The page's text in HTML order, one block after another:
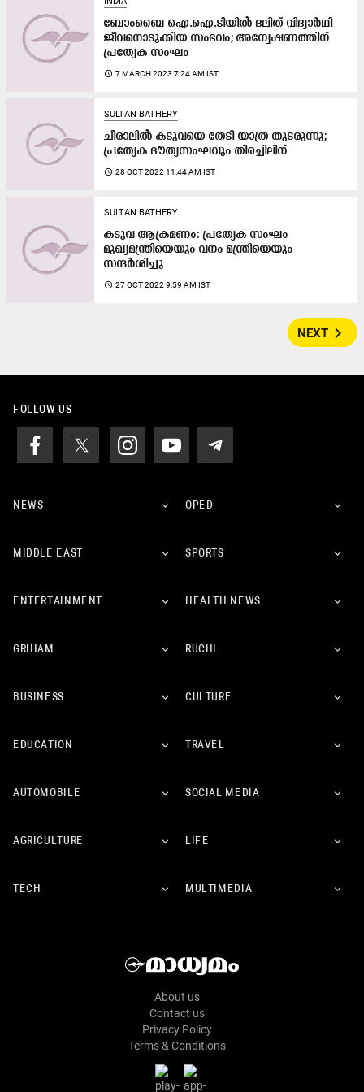
ബോംബൈ ഐ.ഐ.ടിയിൽ ദലിത് വിദ്യാർഥി
ജീവനൊടുക്കിയ സംഭവം; അന്വേഷണത്തിന്
പ്രത്യേക സംഘം
access_time 7 MARCH 2023 7:24 AM IST
SULTAN BATHERY
ചീരാലിൽ കടുവയെ തേടി യാത്ര തുടരുന്നു;
പ്രത്യേക ദൗത്യസംഘവും തിരച്ചിലിന്
access_time 28 OCT 2022 11:44 AM IST
SULTAN BATHERY
കടുവ ആക്രമണം: പ്രത്യേക സംഘം
മുഖ്യമന്ത്രിയെയും വനം മന്ത്രിയെയും
സന്ദര്‍ശിച്ചു
access_time 27 OCT 2022 9:59 AM IST
NEXT navigate_next
FOLLOW US
NEWS OPED
MIDDLE EAST SPORTS
ENTERTAINMENT HEALTH NEWS
GRIHAM RUCHI
BUSINESS CULTURE
EDUCATION TRAVEL
AUTOMOBILE SOCIAL MEDIA
AGRICULTURE LIFE
TECH MULTIMEDIA
About us
Contact us
Privacy Policy
Terms & Conditions